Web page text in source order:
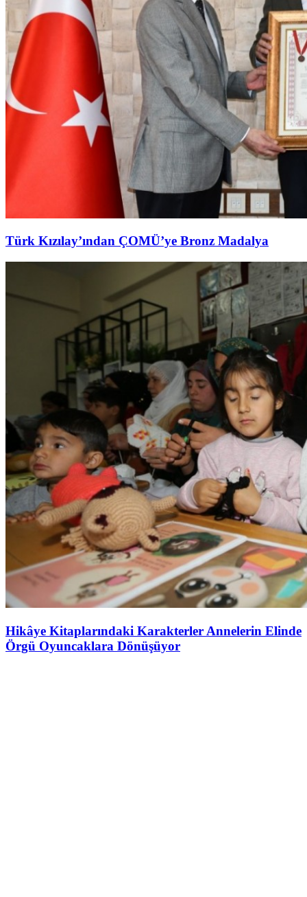
Türk Kızılay’ından ÇOMÜ’ye Bronz Madalya
Hikâye Kitaplarındaki Karakterler Annelerin Elinde
Örgü Oyuncaklara Dönüşüyor